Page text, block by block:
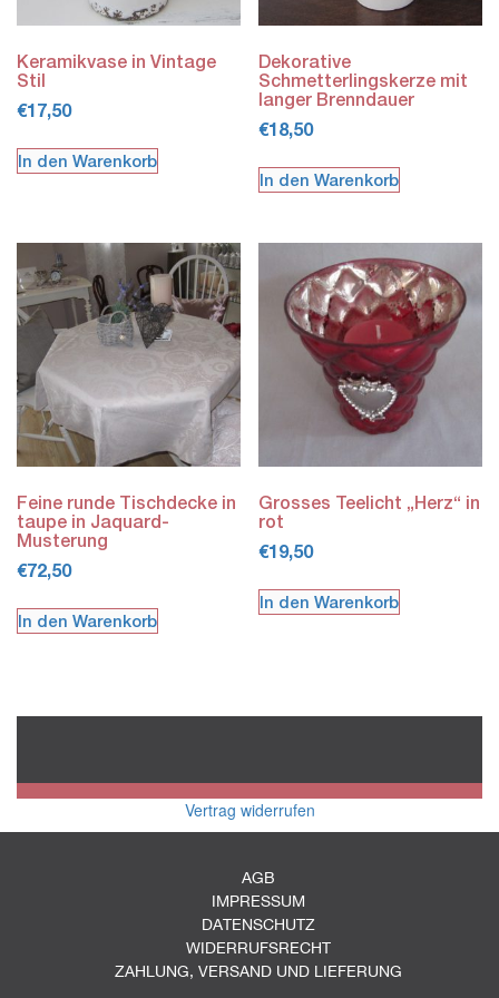
Keramikvase in Vintage
Stil
€17,50
In den Warenkorb
Dekorative
Schmetterlingskerze mit
langer Brenndauer
€18,50
In den Warenkorb
Feine runde Tischdecke in
taupe in Jaquard-
Musterung
€72,50
In den Warenkorb
Grosses Teelicht „Herz“ in
rot
€19,50
In den Warenkorb
Vertrag widerrufen
AGB
IMPRESSUM
DATENSCHUTZ
WIDERRUFSRECHT
ZAHLUNG, VERSAND UND LIEFERUNG